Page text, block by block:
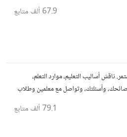
والمخرجين والسيناريوهات.
67.9 ألف متابع
ناقش أساليب التعليم، موارد التعلم،
وأسئلتك، وتواصل مع معلمين وطلاب
79.1 ألف متابع